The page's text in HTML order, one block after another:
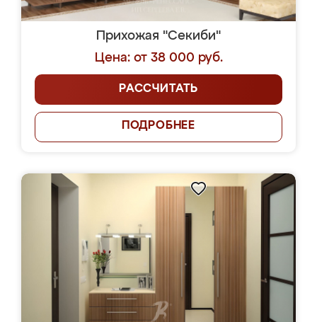
Прихожая "Секиби"
Цена: от 38 000 руб.
РАССЧИТАТЬ
ПОДРОБНЕЕ